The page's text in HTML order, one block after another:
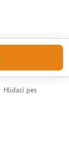
Hlídací pes